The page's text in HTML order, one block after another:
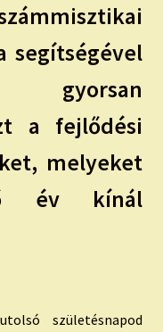
segítségével
a fejlődési
melyeket
év kínál
születésnapod